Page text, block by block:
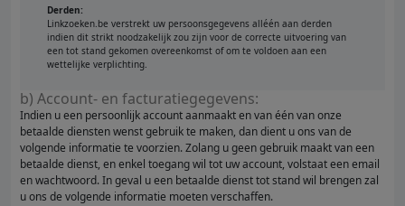
Derden:
Linkzoeken.be verstrekt uw persoonsgegevens alléén aan derden
indien dit strikt noodzakelijk zou zijn voor de correcte uitvoering van
een tot stand gekomen overeenkomst of om te voldoen aan een
wettelijke verplichting.
b) Account- en facturatiegegevens:
Indien u een persoonlijk account aanmaakt en van één van onze
betaalde diensten wenst gebruik te maken, dan dient u ons van de
volgende informatie te voorzien. Zolang u geen gebruik maakt van een
betaalde dienst, en enkel toegang wil tot uw account, volstaat een email
en wachtwoord. In geval u een betaalde dienst tot stand wil brengen zal
u ons de volgende informatie moeten verschaffen.